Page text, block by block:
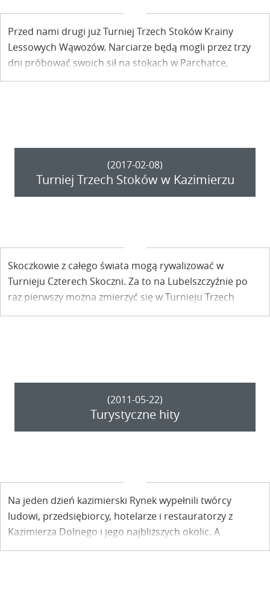
Przed nami drugi już Turniej Trzech Stoków Krainy
Lessowych Wąwozów. Narciarze będą mogli przez trzy
dni próbować swoich sił na stokach w Parchatce,
Rąblowie i Kazimierzu Dolnym.
(2017-02-08)
Turniej Trzech Stoków w Kazimierzu
Skoczkowie z całego świata mogą rywalizować w
Turnieju Czterech Skoczni. Za to na Lubelszczyźnie po
raz pierwszy można zmierzyć się w Turnieju Trzech
Stoków - konkursie przeznaczonym dla wszystkich
(2011-05-22)
Turystyczne hity
Na jeden dzień kazimierski Rynek wypełnili twórcy
ludowi, przedsiębiorcy, hotelarze i restauratorzy z
Kazimierza Dolnego i jego najbliższych okolic. A
wszystko to z okazji imprezy – Hitów Turystycznych